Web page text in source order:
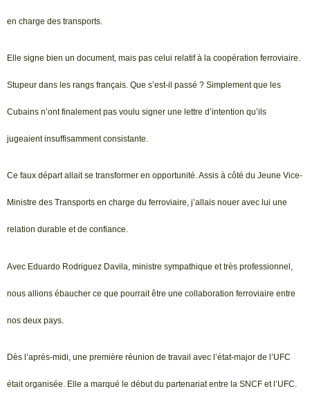
en charge des transports.
Elle signe bien un document, mais pas celui relatif à la coopération ferroviaire.
Stupeur dans les rangs français. Que s’est-il passé ? Simplement que les
Cubains n’ont finalement pas voulu signer une lettre d’intention qu’ils
jugeaient insuffisamment consistante.
Ce faux départ allait se transformer en opportunité. Assis à côté du Jeune Vice-
Ministre des Transports en charge du ferroviaire, j’allais nouer avec lui une
relation durable et de confiance.
Avec Eduardo Rodriguez Davila, ministre sympathique et très professionnel,
nous allions ébaucher ce que pourrait être une collaboration ferroviaire entre
nos deux pays.
Dès l’après-midi, une première réunion de travail avec l’état-major de l’UFC
était organisée. Elle a marqué le début du partenariat entre la SNCF et l’UFC.